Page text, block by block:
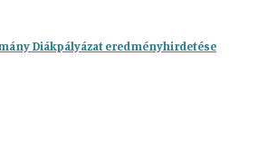
Diákpályázat eredményhirdetése